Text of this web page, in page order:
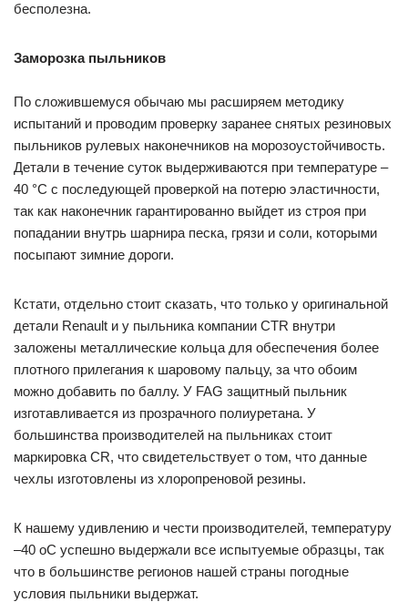
бесполезна.
Заморозка пыльников
По сложившемуся обычаю мы расширяем методику
испытаний и проводим проверку заранее снятых резиновых
пыльников рулевых наконечников на морозоустойчивость.
Детали в течение суток выдерживаются при температуре –
40 °С с последующей проверкой на потерю эластичности,
так как наконечник гарантированно выйдет из строя при
попадании внутрь шарнира песка, грязи и соли, которыми
посыпают зимние дороги.
Кстати, отдельно стоит сказать, что только у оригинальной
детали Renault и у пыльника компании СTR внутри
заложены металлические кольца для обеспечения более
плотного прилегания к шаровому пальцу, за что обоим
можно добавить по баллу. У FAG защитный пыльник
изготавливается из прозрачного полиуретана. У
большинства производителей на пыльниках стоит
маркировка CR, что свидетельствует о том, что данные
чехлы изготовлены из хлоропреновой резины.
К нашему удивлению и чести производителей, температуру
–40 оС успешно выдержали все испытуемые образцы, так
что в большинстве регионов нашей страны погодные
условия пыльники выдержат.